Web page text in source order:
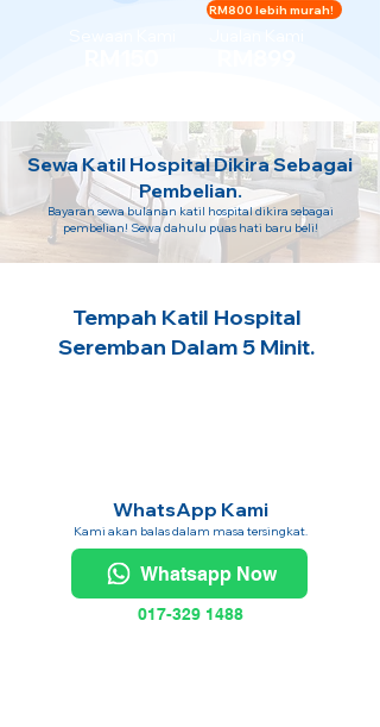
RM800 lebih murah!
Sewa Katil Hospital Dikira Sebagai
Pembelian.
Bayaran sewa bulanan katil hospital dikira sebagai
pembelian! Sewa dahulu puas hati baru beli!
Tempah Katil Hospital
Seremban Dalam 5 Minit.
WhatsApp Kami
Kami akan balas dalam masa tersingkat.
Whatsapp Now
017-329 1488